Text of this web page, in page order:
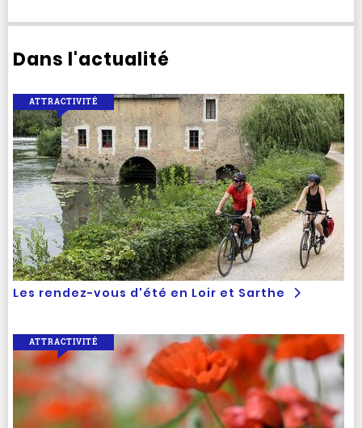
Dans l'actualité
Les rendez-vous d'été en Loir et Sarthe
ATTRACTIVITÉ
ATTRACTIVITÉ